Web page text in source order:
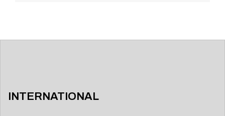
INTERNATIONAL